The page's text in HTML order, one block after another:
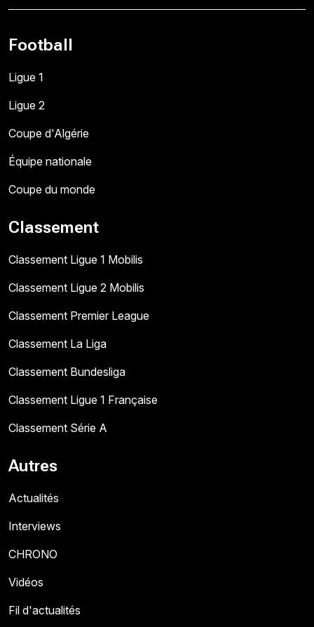
Football
Ligue 1
Ligue 2
Coupe d'Algérie
Équipe nationale
Coupe du monde
Classement
Classement Ligue 1 Mobilis
Classement Ligue 2 Mobilis
Classement Premier League
Classement La Liga
Classement Bundesliga
Classement Ligue 1 Française
Classement Série A
Autres
Actualités
Interviews
CHRONO
Vidéos
Fil d'actualités